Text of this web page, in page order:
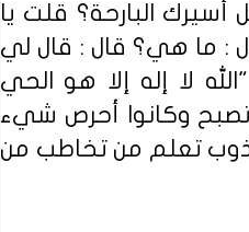
البارحة؟ قلت يا
: ما هي؟ قال : قال لي
لا إله إلا هو الحي
تصبح وكانوا أحرص شيء
تعلم من تخاطب من